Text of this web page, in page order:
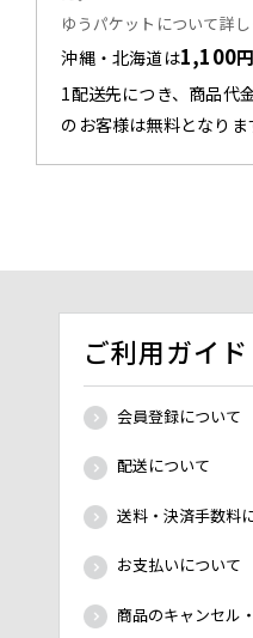
ゆうパケットについて詳
沖縄・北海道は1,100円
1配送先につき、商品代
のお客様は無料となりま
ご利用ガイド
会員登録について
配送について
送料・決済手数料
お支払いについて
商品のキャンセル